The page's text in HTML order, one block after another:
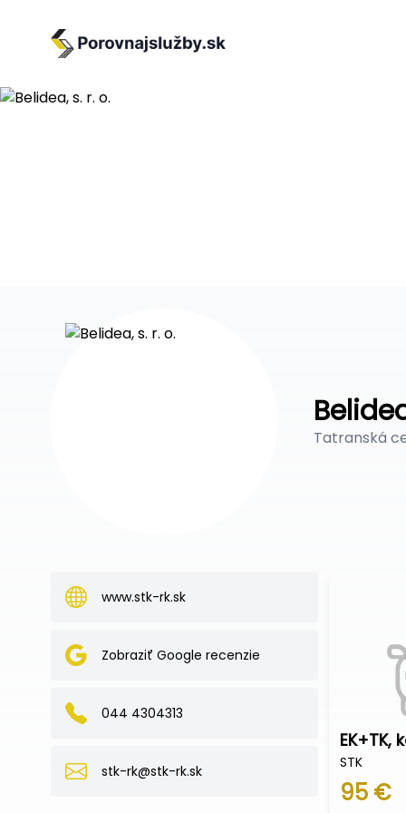
Tatranská
www.stk-rk.sk
Zobraziť Google recenzie
044 4304313
stk-rk@stk-rk.sk STK
95 €